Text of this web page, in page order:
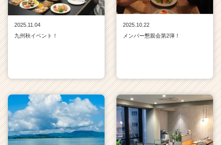
2025.11.04
九州秋イベント！
2025.10.22
メンバー懇親会第2弾！